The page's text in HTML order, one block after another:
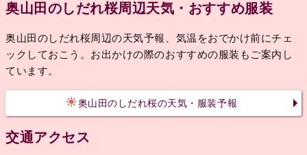
奥山田のしだれ桜周辺天気・おすすめ服装
奥山田のしだれ桜周辺の天気予報、気温をおでかけ前にチェ
ックしておこう。お出かけの際のおすすめの服装もご案内し
ています。
奥山田のしだれ桜の天気・服装予報
交通アクセス